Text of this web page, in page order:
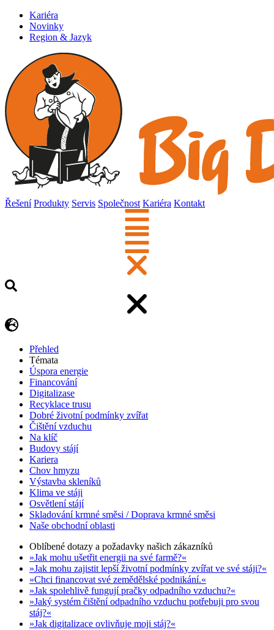
Kariéra
Novinky
Region & Jazyk
Řešení Produkty Servis Společnost Kariéra Kontakt
Přehled
Témata
Úspora energie
Financování
Digitalizase
Recyklace trusu
Dobré životní podmínky zvířat
Čištění vzduchu
Na klíč
Budovy stájí
Kariera
Chov hmyzu
Výstavba skleníků
Klima ve stáji
Osvětlení stájí
Skladování krmné směsi / Doprava krmné směsi
Naše obchodní oblasti
Oblíbené dotazy a požadavky našich zákazníků
»Jak mohu ušetřit energii na své farmě?«
»Jak mohu zajistit lepší životní podmínky zvířat ve své stáji?«
»Chci financovat své zemědělské podnikání.«
»Jak spolehlivě fungují pračky odpadního vzduchu?«
»Jaký systém čištění odpadního vzduchu potřebuji pro svou
stáj?«
»Jak digitalizace ovlivňuje moji stáj?«